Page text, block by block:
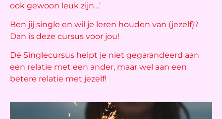
ook gewoon leuk zijn…’
Ben jij single en wil je leren houden van (jezelf)?
Dan is deze cursus voor jou!
Dé Singlecursus helpt je niet gegarandeerd aan
een relatie met een ander, maar wel aan een
betere relatie met jezelf!